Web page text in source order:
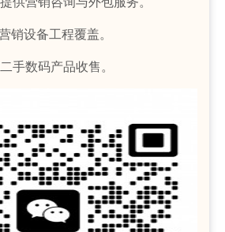
销设备工程覆盖。
手数码产品收售。